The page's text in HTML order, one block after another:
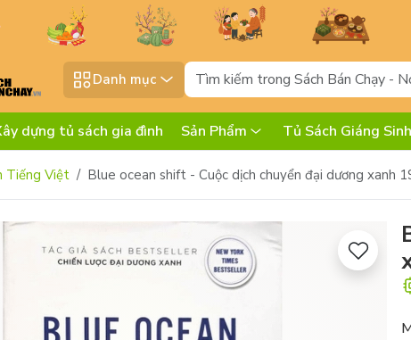
Danh mục
dựng tủ sách gia đình Sản Phẩm Tủ Sách Giáng Sinh
Tiếng Việt Blue ocean shift - Cuộc dịch chuyển đại dương xanh